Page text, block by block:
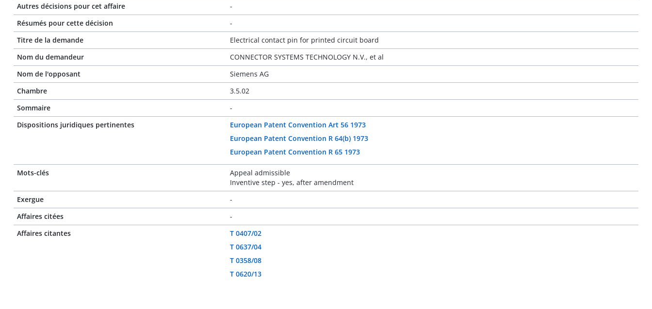
Autres décisions pour cet affaire
-
Résumés pour cette décision
-
Titre de la demande
Electrical contact pin for printed circuit board
Nom du demandeur
CONNECTOR SYSTEMS TECHNOLOGY N.V., et al
Nom de l'opposant
Siemens AG
Chambre
3.5.02
Sommaire
-
Dispositions juridiques pertinentes
European Patent Convention Art 56 1973
European Patent Convention R 64(b) 1973
European Patent Convention R 65 1973
Mots-clés
Appeal admissible
Inventive step - yes, after amendment
Exergue
-
Affaires citées
-
Affaires citantes
T 0407/02
T 0637/04
T 0358/08
T 0620/13